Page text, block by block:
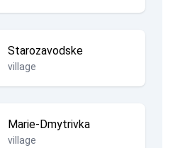
Starozavodske
village
Marie-Dmytrivka
village